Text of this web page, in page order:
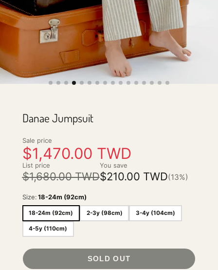
Danae Jumpsuit
Sale price
$1,470.00 TWD
List price
$1,680.00 TWD
You save
$210.00 TWD(13%)
Size:18-24m (92cm)
18-24m (92cm) 2-3y (98cm) 3-4y (104cm)
4-5y (110cm)
SOLD OUT